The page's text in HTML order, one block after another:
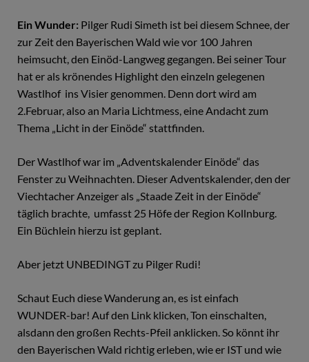
Ein Wunder: Pilger Rudi Simeth ist bei diesem Schnee, der
zur Zeit den Bayerischen Wald wie vor 100 Jahren
heimsucht, den Einöd-Langweg gegangen. Bei seiner Tour
hat er als krönendes Highlight den einzeln gelegenen
Wastlhof ins Visier genommen. Denn dort wird am
2.Februar, also an Maria Lichtmess, eine Andacht zum
Thema „Licht in der Einöde“ stattfinden.
Der Wastlhof war im „Adventskalender Einöde“ das
Fenster zu Weihnachten. Dieser Adventskalender, den der
Viechtacher Anzeiger als „Staade Zeit in der Einöde“
täglich brachte, umfasst 25 Höfe der Region Kollnburg.
Ein Büchlein hierzu ist geplant.
Aber jetzt UNBEDINGT zu Pilger Rudi!
Schaut Euch diese Wanderung an, es ist einfach
WUNDER-bar! Auf den Link klicken, Ton einschalten,
alsdann den großen Rechts-Pfeil anklicken. So könnt ihr
den Bayerischen Wald richtig erleben, wie er IST und wie